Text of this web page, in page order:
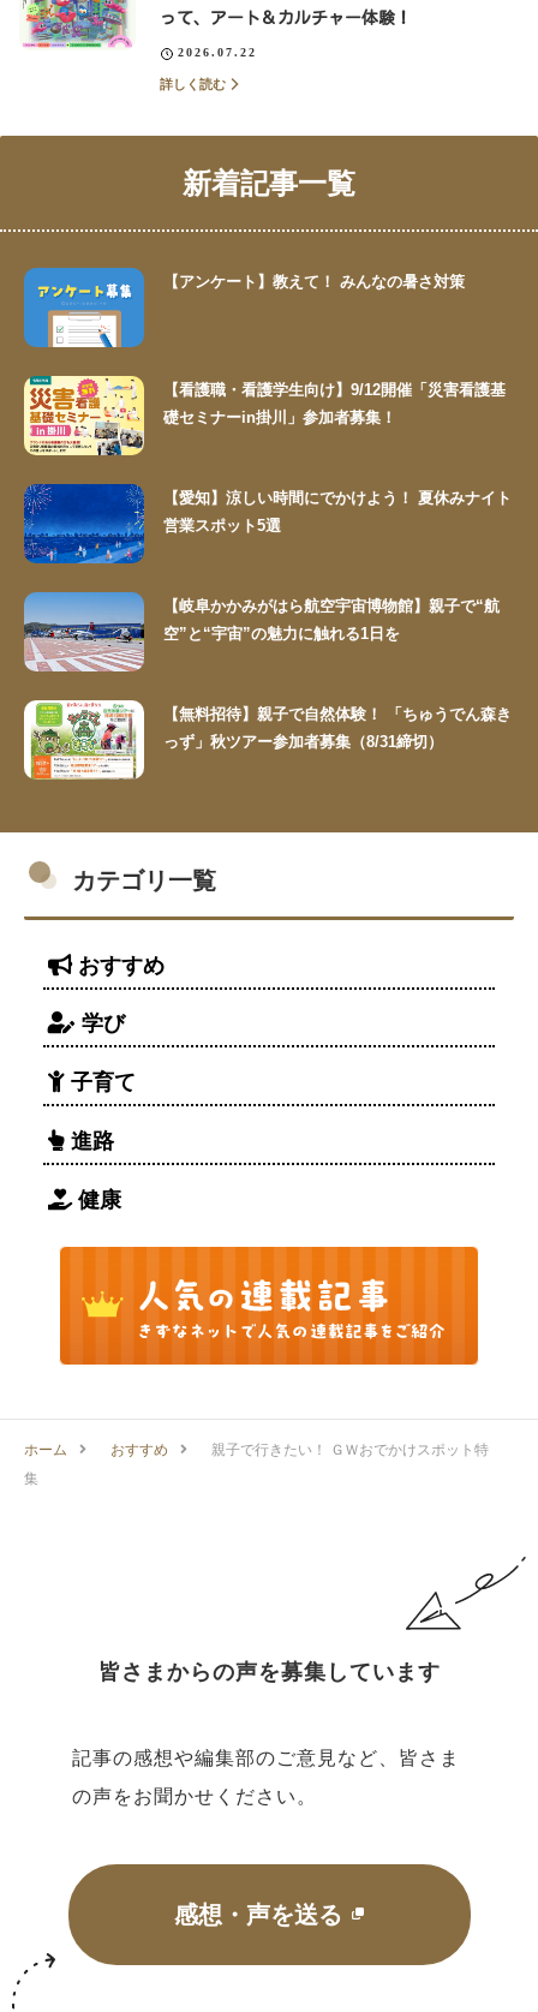
って、アート＆カルチャー体験！
2026.07.22
詳しく読む
新着記事一覧
【アンケート】教えて！ みんなの暑さ対策
【看護職・看護学生向け】9/12開催「災害看護基
礎セミナーin掛川」参加者募集！
【愛知】涼しい時間にでかけよう！ 夏休みナイト
営業スポット5選
【岐阜かかみがはら航空宇宙博物館】親子で“航
空”と“宇宙”の魅力に触れる1日を
【無料招待】親子で自然体験！ 「ちゅうでん森き
っず」秋ツアー参加者募集（8/31締切）
カテゴリ一覧
おすすめ
学び
子育て
進路
健康
ホーム おすすめ
親子で行きたい！ ＧＷおでかけスポット特
集
皆さまからの声を募集しています
記事の感想や編集部のご意見など、皆さま
の声をお聞かせください。
感想・声を送る